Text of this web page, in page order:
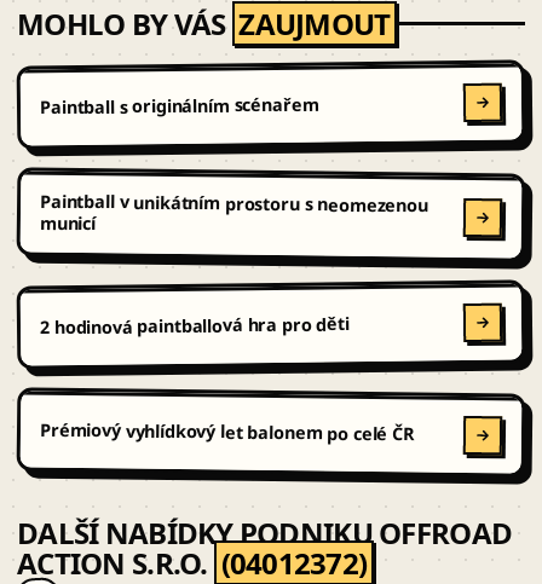
MOHLO BY VÁS ZAUJMOUT
Paintball s originálním scénařem
Paintball v unikátním prostoru s neomezenou
municí
2 hodinová paintballová hra pro děti
Prémiový vyhlídkový let balonem po celé ČR
DALŠÍ NABÍDKY PODNIKU OFFROAD
ACTION S.R.O. (04012372)